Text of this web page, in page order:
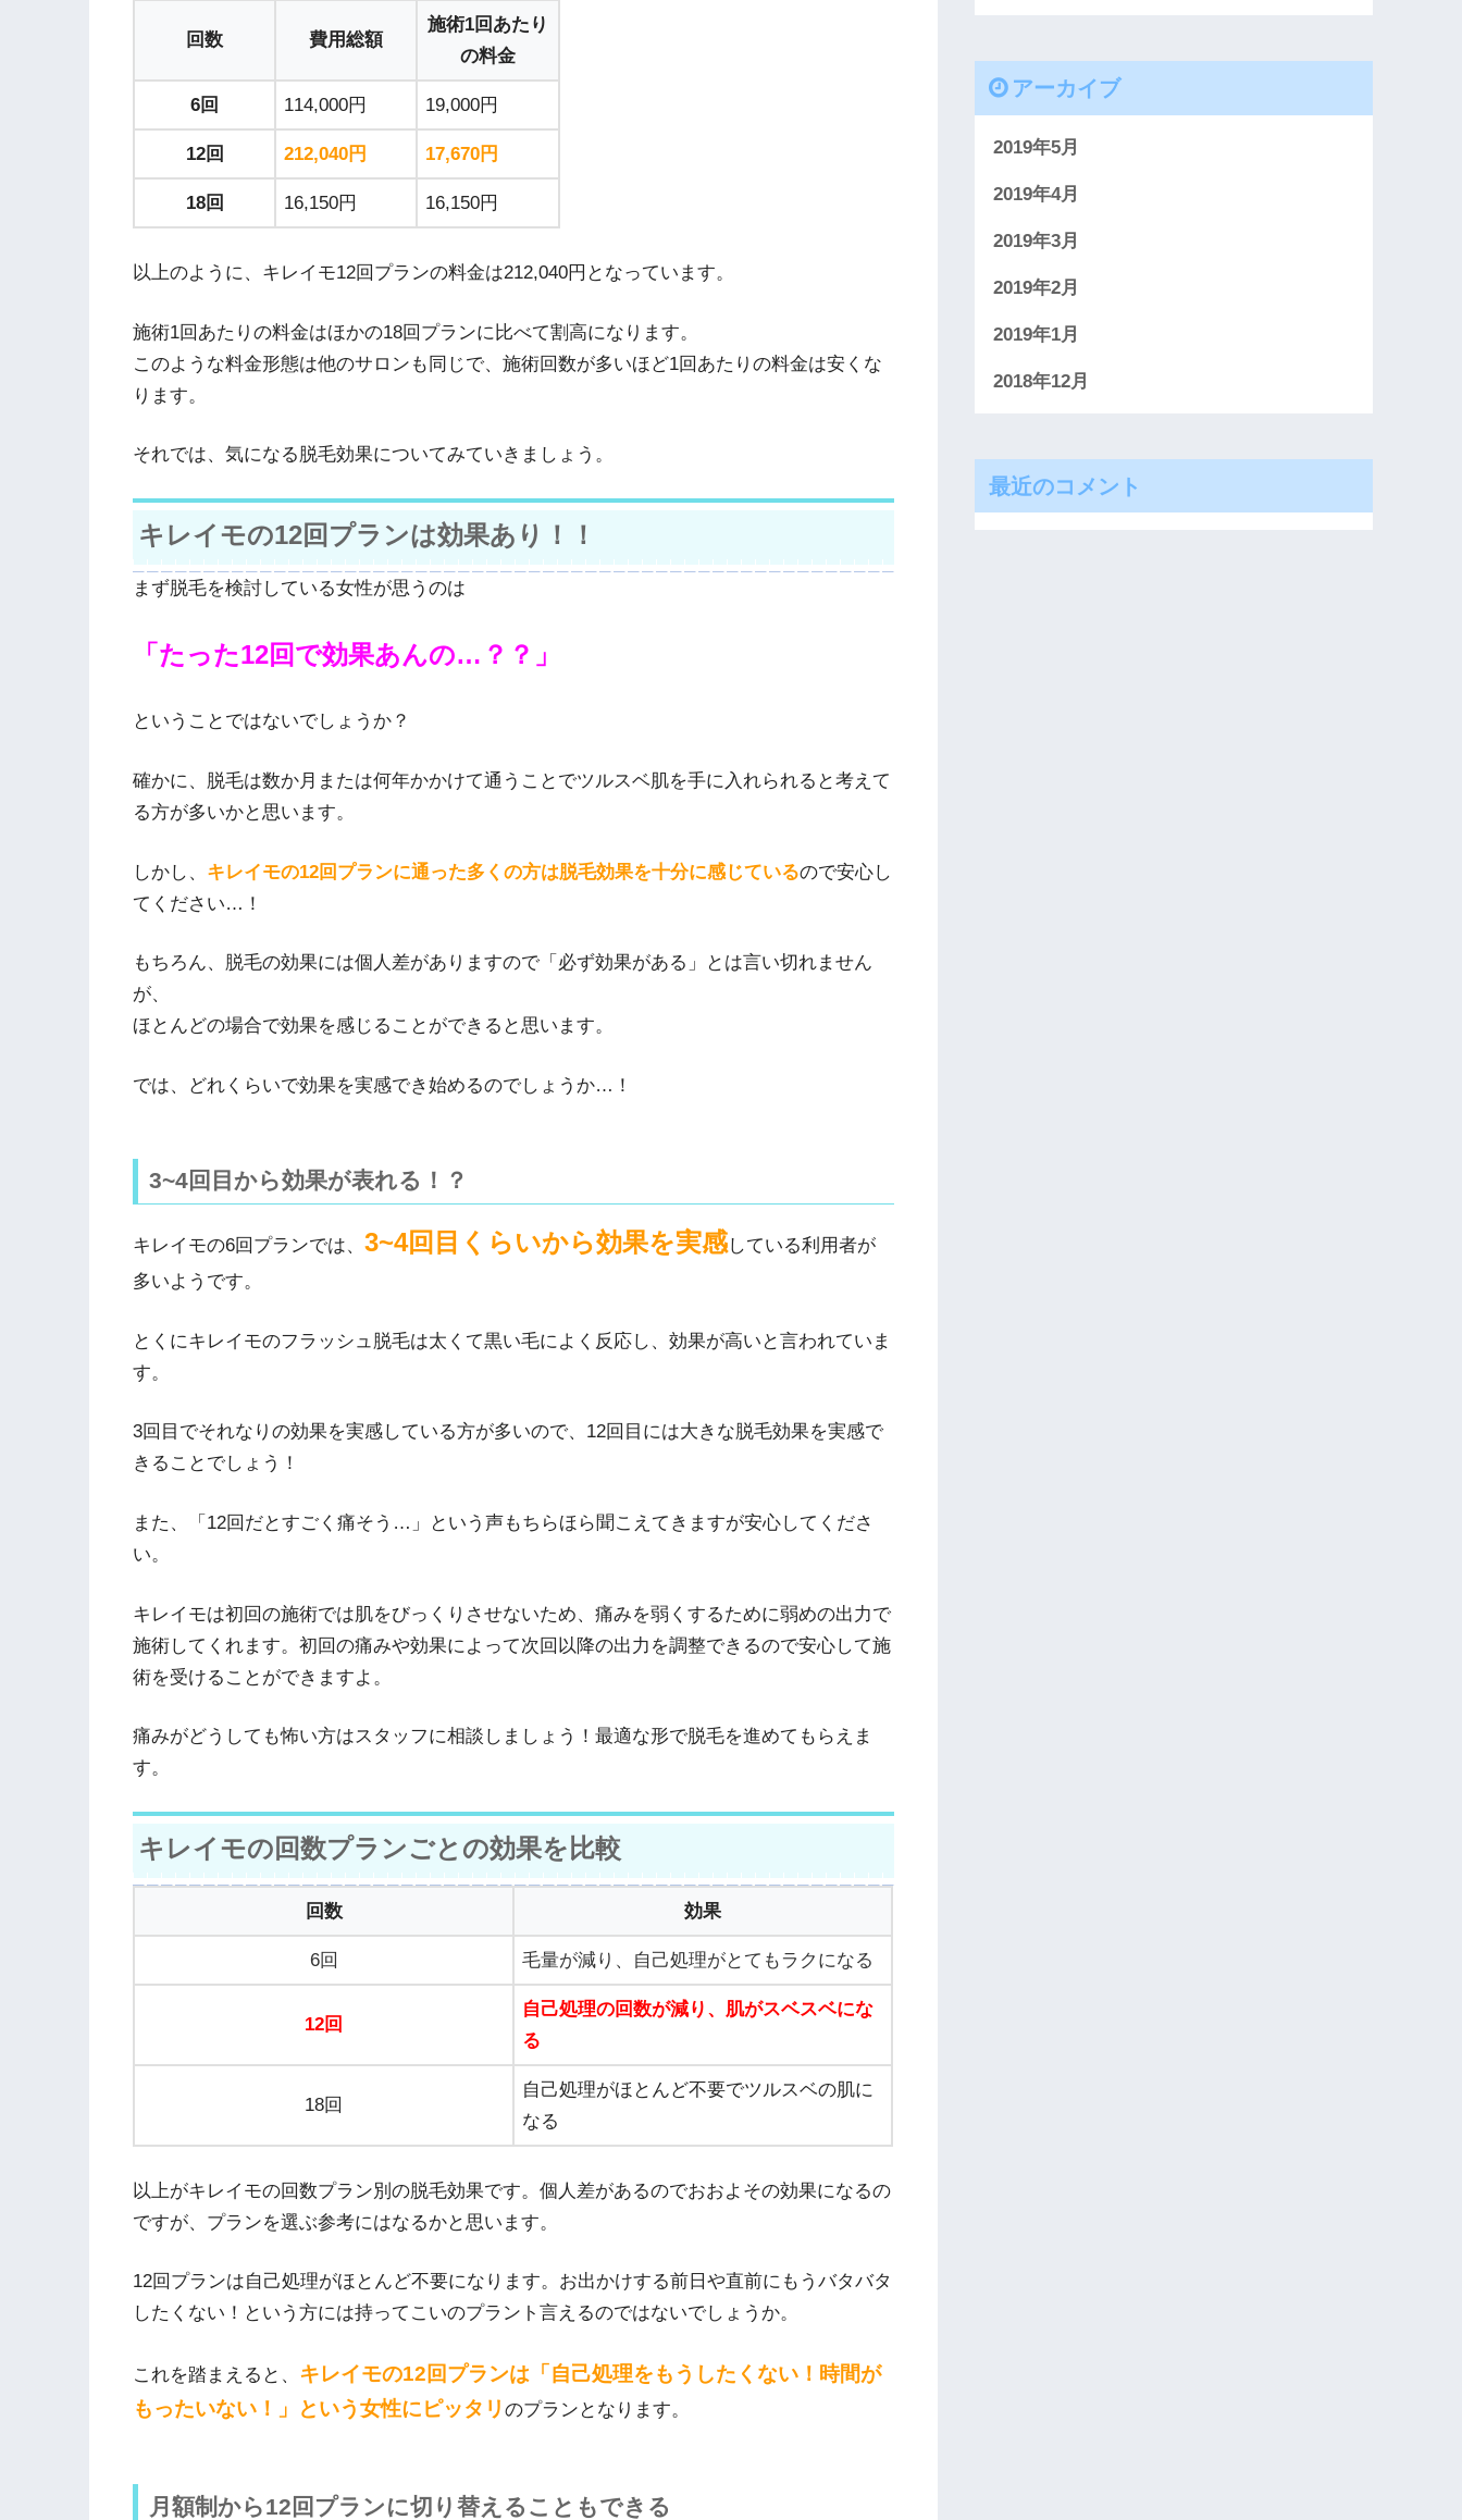
回数 費用総額
施術1回あたり
の料金
6回 114,000円 19,000円
12回 212,040円 17,670円
18回 16,150円 16,150円
以上のように、キレイモ12回プランの料金は212,040円となっています。
施術1回あたりの料金はほかの18回プランに比べて割高になります。
このような料金形態は他のサロンも同じで、施術回数が多いほど1回あたりの料金は安くな
ります。
それでは、気になる脱毛効果についてみていきましょう。
キレイモの12回プランは効果あり！！
まず脱毛を検討している女性が思うのは
「たった12回で効果あんの…？？」
ということではないでしょうか？
確かに、脱毛は数か月または何年かかけて通うことでツルスベ肌を手に入れられると考えて
る方が多いかと思います。
しかし、 キレイモの12回プランに通った多くの方は脱毛効果を十分に感じているので安心し
てください…！
もちろん、脱毛の効果には個人差がありますので「必ず効果がある」とは言い切れません
が、
ほとんどの場合で効果を感じることができると思います。
では、どれくらいで効果を実感でき始めるのでしょうか…！
3~4回目から効果が表れる！？
キレイモの6回プランでは、 3~4回目くらいから効果を実感している利用者が
多いようです。
とくにキレイモのフラッシュ脱毛は太くて黒い毛によく反応し、効果が高いと言われていま
す。
3回目でそれなりの効果を実感している方が多いので、12回目には大きな脱毛効果を実感で
きることでしょう！
また、「12回だとすごく痛そう…」という声もちらほら聞こえてきますが安心してくださ
い。
キレイモは初回の施術では肌をびっくりさせないため、痛みを弱くするために弱めの出力で
施術してくれます。初回の痛みや効果によって次回以降の出力を調整できるので安心して施
術を受けることができますよ。
痛みがどうしても怖い方はスタッフに相談しましょう！最適な形で脱毛を進めてもらえま
す。
キレイモの回数プランごとの効果を比較
回数 効果
6回 毛量が減り、自己処理がとてもラクになる
12回
自己処理の回数が減り、肌がスベスベにな
る
18回
自己処理がほとんど不要でツルスベの肌に
なる
以上がキレイモの回数プラン別の脱毛効果です。個人差があるのでおおよその効果になるの
ですが、プランを選ぶ参考にはなるかと思います。
12回プランは自己処理がほとんど不要になります。お出かけする前日や直前にもうバタバタ
したくない！という方には持ってこいのプラント言えるのではないでしょうか。
これを踏まえると、 キレイモの12回プランは「自己処理をもうしたくない！時間が
もったいない！」という女性にピッタリ のプランとなります。
月額制から12回プランに切り替えることもできる
アーカイブ
2019年5月
2019年4月
2019年3月
2019年2月
2019年1月
2018年12月
最近のコメント